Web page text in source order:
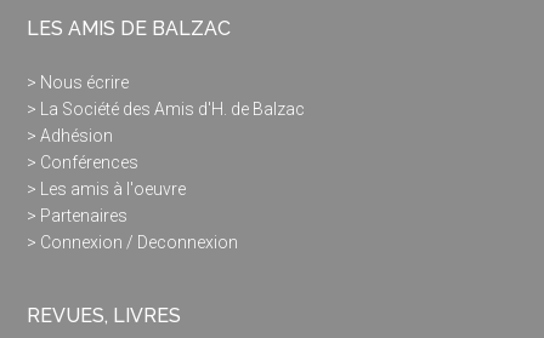
LES AMIS DE BALZAC
> Nous écrire
> La Société des Amis d'H. de Balzac
> Adhésion
> Conférences
> Les amis à l'oeuvre
> Partenaires
> Connexion / Deconnexion
REVUES, LIVRES